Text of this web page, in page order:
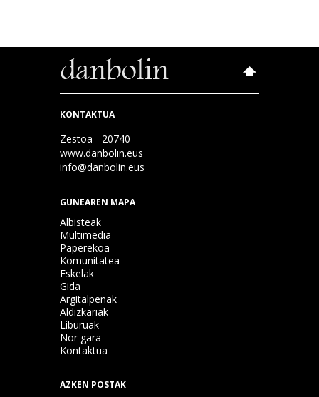
KONTAKTUA
Zestoa - 20740
www.danbolin.eus
info@danbolin.eus
GUNEAREN MAPA
Albisteak
Multimedia
Paperekoa
Komunitatea
Eskelak
Gida
Argitalpenak
Aldizkariak
Liburuak
Nor gara
Kontaktua
AZKEN POSTAK